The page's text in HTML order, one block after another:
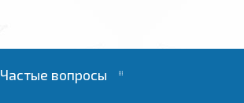
Частые вопросы